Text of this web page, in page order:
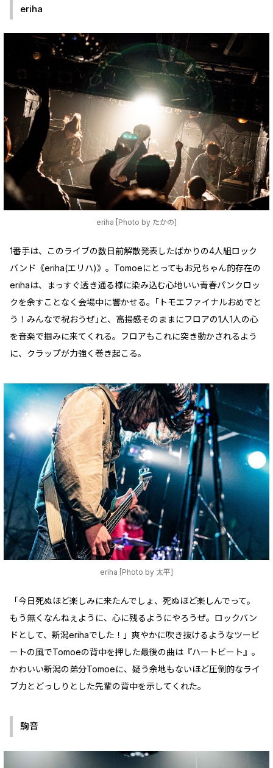
eriha
eriha [Photo by たかの]
1番手は、このライブの数日前解散発表したばかりの4人組ロック
バンド《eriha(エリハ)》。Tomoeにとってもお兄ちゃん的存在の
erihaは、まっすぐ透き通る様に染み込む心地いい青春パンクロッ
クを余すことなく会場中に響かせる。｢トモエファイナルおめでと
う！みんなで祝おうぜ｣と、高揚感そのままにフロアの1人1人の心
を音楽で掴みに来てくれる。フロアもこれに突き動かされるよう
に、クラップが力強く巻き起こる。
eriha [Photo by 太平]
「今日死ぬほど楽しみに来たんでしょ、死ぬほど楽しんでって。
もう無くなんねぇように、心に残るようにやろうぜ。ロックバン
ドとして、新潟erihaでした！」爽やかに吹き抜けるようなツービ
ートの風でTomoeの背中を押した最後の曲は『ハートビート』。
かわいい新潟の弟分Tomoeに、疑う余地もないほど圧倒的なライ
ブ力とどっしりとした先輩の背中を示してくれた。
駒音